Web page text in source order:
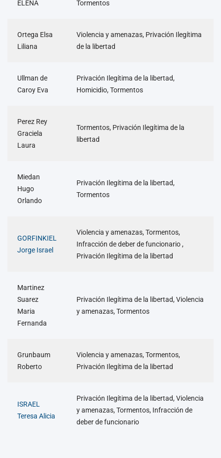
ELENA Tormentos
Ortega Elsa
Liliana
Violencia y amenazas, Privación Ilegítima
de la libertad
Ullman de
Caroy Eva
Privación Ilegítima de la libertad,
Homicidio, Tormentos
Perez Rey
Graciela
Laura
Tormentos, Privación Ilegítima de la
libertad
Miedan
Hugo
Orlando
Privación Ilegítima de la libertad,
Tormentos
GORFINKIEL
Jorge Israel
Violencia y amenazas, Tormentos,
Infracción de deber de funcionario ,
Privación Ilegítima de la libertad
Martinez
Suarez
Maria
Fernanda
Privación Ilegítima de la libertad, Violencia
y amenazas, Tormentos
Grunbaum
Roberto
Violencia y amenazas, Tormentos,
Privación Ilegítima de la libertad
ISRAEL
Teresa Alicia
Privación Ilegítima de la libertad, Violencia
y amenazas, Tormentos, Infracción de
deber de funcionario